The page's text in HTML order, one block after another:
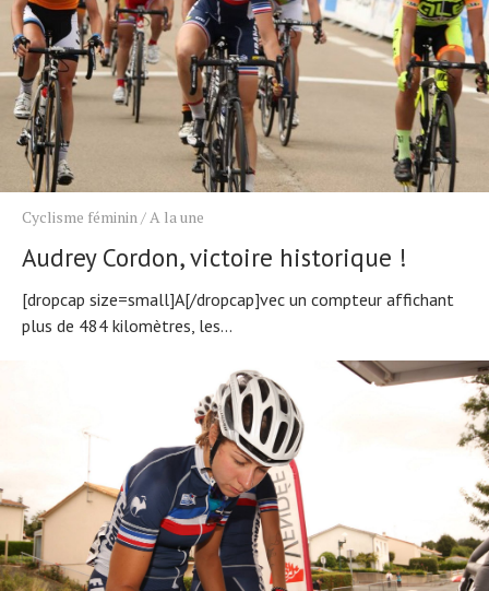
Cyclisme féminin/A la une
Audrey Cordon, victoire historique !
[dropcap size=small]A[/dropcap]vec un compteur affichant
plus de 484 kilomètres, les...